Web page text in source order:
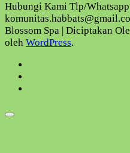
Hubungi Kami Tlp/
Blossom Spa | Diciptakan
oleh WordPress.